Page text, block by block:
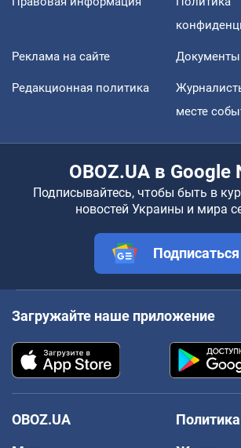
Реклама на сайте Документы
Редакционная политика
месте
OBOZ.UA в Google
Подписывайтесь, чтобы быть в
новостей Украины и мира
Подписаться
Загружайте наше приложение
OBOZ.UA
Политика